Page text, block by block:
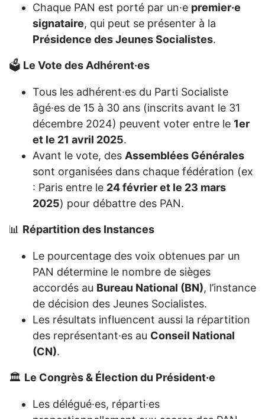
Chaque PAN est porté par un·e premier·e
signataire, qui peut se présenter à la
Présidence des Jeunes Socialistes.
🗳 Le Vote des Adhérent·es
Tous les adhérent·es du Parti Socialiste
âgé·es de 15 à 30 ans (inscrits avant le 31
décembre 2024) peuvent voter entre le 1er
et le 21 avril 2025.
Avant le vote, des Assemblées Générales
sont organisées dans chaque fédération (ex
: Paris entre le 24 février et le 23 mars
2025) pour débattre des PAN.
📊 Répartition des Instances
Le pourcentage des voix obtenues par un
PAN détermine le nombre de sièges
accordés au Bureau National (BN), l’instance
de décision des Jeunes Socialistes.
Les résultats influencent aussi la répartition
des représentant·es au Conseil National
(CN).
🏛 Le Congrès & Élection du Président·e
Les délégué·es, réparti·es